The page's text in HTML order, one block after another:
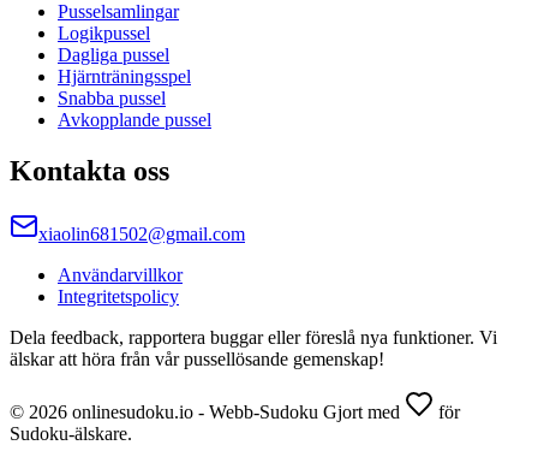
Pusselsamlingar
Logikpussel
Dagliga pussel
Hjärnträningsspel
Snabba pussel
Avkopplande pussel
Kontakta oss
xiaolin681502@gmail.com
Användarvillkor
Integritetspolicy
Dela feedback, rapportera buggar eller föreslå nya funktioner. Vi
älskar att höra från vår pussellösande gemenskap!
© 2026 onlinesudoku.io - Webb-Sudoku Gjort med
för
Sudoku-älskare.